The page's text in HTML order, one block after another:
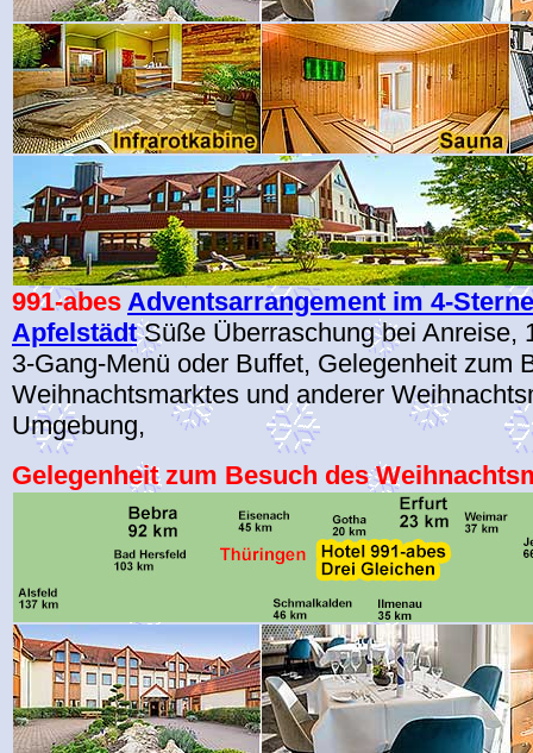
991-abes Adventsarrangement im 4-
ApfelstädtSüße Überraschung bei Anreise,
3-Gang-Menü oder Buffet, Gelegenheit zum
Weihnachtsmarktes und anderer
Umgebung,
Gelegenheit zum Besuch des